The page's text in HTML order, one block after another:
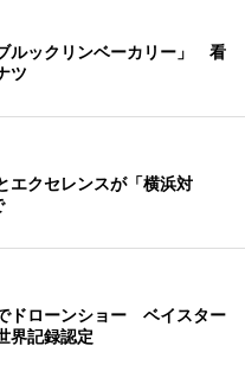
ルックリンベーカリー」 看
ツ
エクセレンスが「横浜対
ドローンショー ベイスター
界記録認定